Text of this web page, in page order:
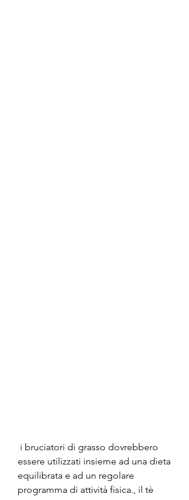
essere utilizzati insieme ad una dieta
equilibrata e ad un regolare
programma di attività fisica., il tè